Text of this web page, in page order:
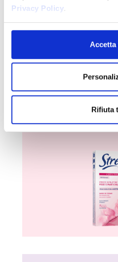
Privacy Policy.
Rifiuta
STRISCE
PARTI DELICATE